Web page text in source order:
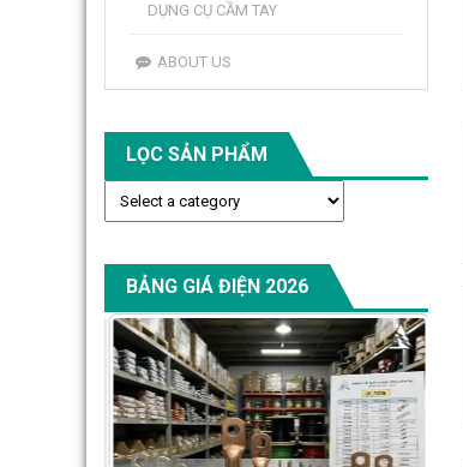
DỤNG CỤ CẦM TAY
ABOUT US
LỌC SẢN PHẨM
BẢNG GIÁ ĐIỆN 2026